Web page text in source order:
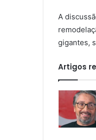
A
gigantes,
Artigos